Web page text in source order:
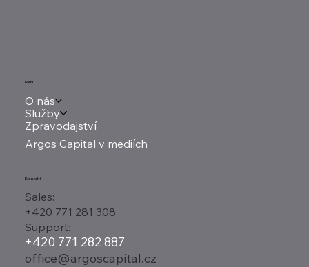
Menu
O nás
Služby
Zpravodajství
Argos Capital v mediích
Kontakt
Sales:
+420 771 281 308
Support:
+420 771 282 887
office@argoscapital.cz